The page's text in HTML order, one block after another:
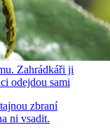
Zahrádkáři ji
odejdou sami
zbraní
ni vsadit.